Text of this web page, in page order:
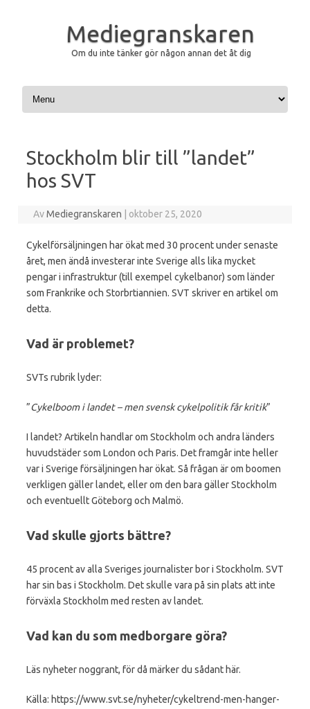
Mediegranskaren
Om du inte tänker gör någon annan det åt dig
Hoppa till innehåll
Stockholm blir till ”landet”
hos SVT
AvMediegranskaren oktober 25, 2020
Cykelförsäljningen har ökat med 30 procent under senaste
året, men ändå investerar inte Sverige alls lika mycket
pengar i infrastruktur (till exempel cykelbanor) som länder
som Frankrike och Storbrtiannien. SVT skriver en artikel om
detta.
Vad är problemet?
SVTs rubrik lyder:
”Cykelboom i landet – men svensk cykelpolitik får kritik”
I landet? Artikeln handlar om Stockholm och andra länders
huvudstäder som London och Paris. Det framgår inte heller
var i Sverige försäljningen har ökat. Så frågan är om boomen
verkligen gäller landet, eller om den bara gäller Stockholm
och eventuellt Göteborg och Malmö.
Vad skulle gjorts bättre?
45 procent av alla Sveriges journalister bor i Stockholm. SVT
har sin bas i Stockholm. Det skulle vara på sin plats att inte
förväxla Stockholm med resten av landet.
Vad kan du som medborgare göra?
Läs nyheter noggrant, för då märker du sådant här.
Källa: https://www.svt.se/nyheter/cykeltrend-men-hanger-